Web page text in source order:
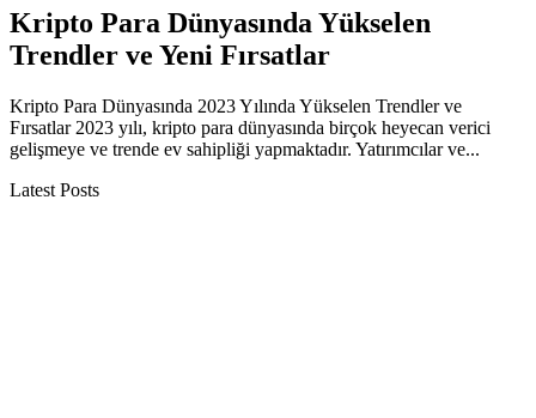
Kripto Para Dünyasında Yükselen
Trendler ve Yeni Fırsatlar
Kripto Para Dünyasında 2023 Yılında Yükselen Trendler ve
Fırsatlar 2023 yılı, kripto para dünyasında birçok heyecan verici
gelişmeye ve trende ev sahipliği yapmaktadır. Yatırımcılar ve...
Latest Posts